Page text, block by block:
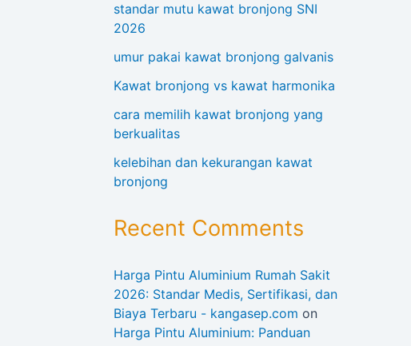
standar mutu kawat bronjong SNI
2026
umur pakai kawat bronjong galvanis
Kawat bronjong vs kawat harmonika
cara memilih kawat bronjong yang
berkualitas
kelebihan dan kekurangan kawat
bronjong
Recent Comments
Harga Pintu Aluminium Rumah Sakit
2026: Standar Medis, Sertifikasi, dan
Biaya Terbaru - kangasep.com on
Harga Pintu Aluminium: Panduan